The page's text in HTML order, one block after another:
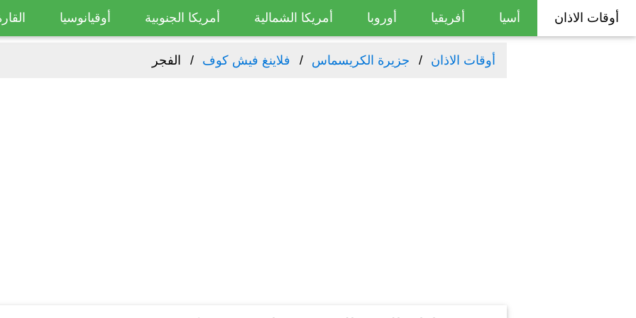
أوقات الاذان أسيا أفريقيا أوروبا أمريكا الشمالية أمريكا الجنوبية أوقيانوسيا
أوقات الاذان جزيرة الكريسماس فلاينغ فيش كوف الفجر